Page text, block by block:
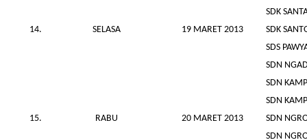
14. SELASA 19 MARET 2013
SDK
SDK
SDS
SDN
15. RABU 20 MARET 2013
SDN
SDN
SDN
SDN